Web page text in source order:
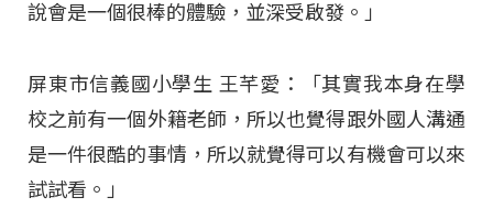
說會是一個很棒的體驗，並深受啟發。」
屏東市信義國小學生 王芊愛：「其實我本身在學
校之前有一個外籍老師，所以也覺得跟外國人溝通
是一件很酷的事情，所以就覺得可以有機會可以來
試試看。」